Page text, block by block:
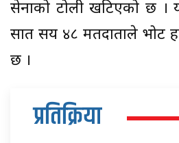
सेनाको टोली खटिएको छ ।
सात सय ४८ मतदाताले भोट
छ ।
प्रतिक्रिया